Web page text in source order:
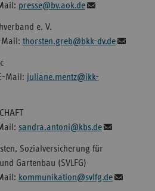
presse@bv.aok.de
e. V.
Mail: thorsten.greb@bkk-dv.de
Mail: juliane.mentz@ikk-
sandra.antoni@kbs.de
Sozialversicherung für
Gartenbau (SVLFG)
kommunikation@svlfg.de